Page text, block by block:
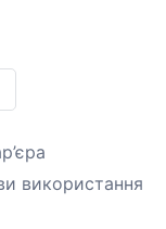
використання